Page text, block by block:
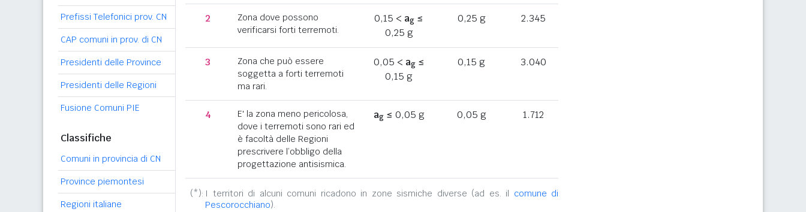
Prefissi Telefonici prov. CN
CAP comuni in prov. di CN
Presidenti delle Province
Presidenti delle Regioni
Fusione Comuni PIE
Classifiche
Comuni in provincia di CN
Province piemontesi
Regioni italiane
2
Zona dove possono
verificarsi forti terremoti.
0,15 < ag ≤
0,25 g
0,25 g 2.345
3
Zona che può essere
soggetta a forti terremoti
ma rari.
0,05 < ag≤
0,15 g
0,15 g 3.040
4
E' la zona meno pericolosa,
dove i terremoti sono rari ed
è facoltà delle Regioni
prescrivere l’obbligo della
progettazione antisismica.
ag≤ 0,05 g 0,05 g 1.712
(*): I territori di alcuni comuni ricadono in zone sismiche diverse (ad es. il comune di
Pescorocchiano).